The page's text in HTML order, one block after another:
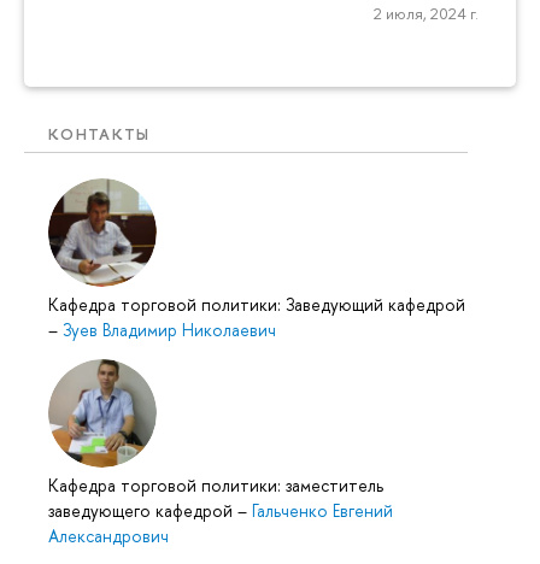
2 июля, 2024 г.
КОНТАКТЫ
Кафедра торговой политики: Заведующий кафедрой
– Зуев Владимир Николаевич
Кафедра торговой политики: заместитель
заведующего кафедрой – Гальченко Евгений
Александрович